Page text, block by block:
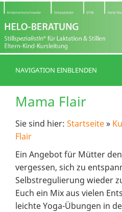
NAVIGATION EINBLENDEN
Mama Flair
Sie sind hier: Startseite»
Flair
Ein Angebot für Mütter
vergessen, sich zu
Selbstregulierung wieder
Euch ein Mix aus vielen
leichte Yoga-Übungen in